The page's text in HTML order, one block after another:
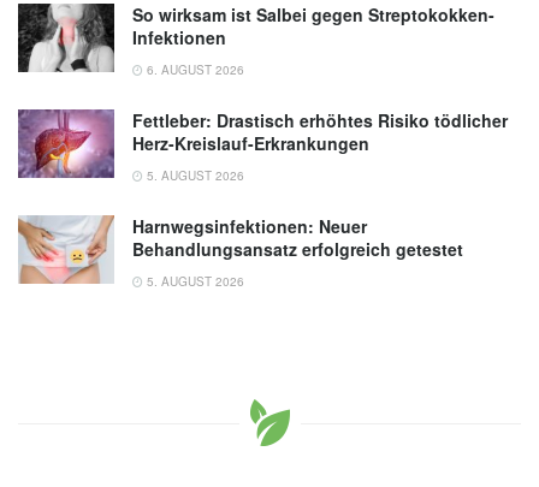
So wirksam ist Salbei gegen Streptokokken-
Infektionen
6. AUGUST 2026
Fettleber: Drastisch erhöhtes Risiko tödlicher
Herz-Kreislauf-Erkrankungen
5. AUGUST 2026
Harnwegsinfektionen: Neuer
Behandlungsansatz erfolgreich getestet
5. AUGUST 2026